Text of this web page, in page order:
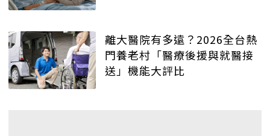
離大醫院有多遠？2026全台熱
門養老村「醫療後援與就醫接
送」機能大評比